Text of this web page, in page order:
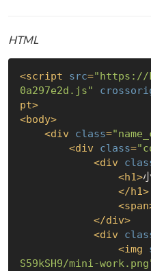
HTML
<script src="https://
0a297e2d.js"
pt>
<body>
<div class=
<div class=
<div
<h1>
</h1>
<span
</div>
<div
<img
S59kSH9/mini-